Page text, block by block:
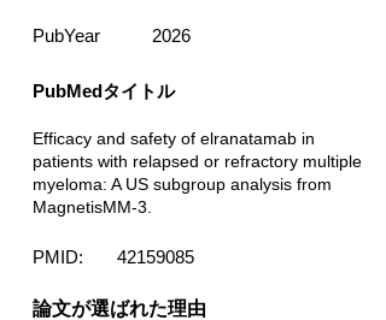
PubYear 2026
PubMedタイトル
Efficacy and safety of elranatamab in
patients with relapsed or refractory multiple
myeloma: A US subgroup analysis from
MagnetisMM-3.
PMID: 42159085
​論文が選ばれた理由